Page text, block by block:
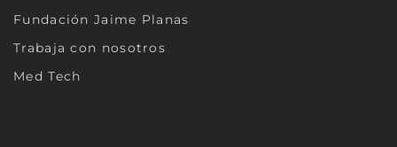
Fundación Jaime Planas
Trabaja con nosotros
Med Tech